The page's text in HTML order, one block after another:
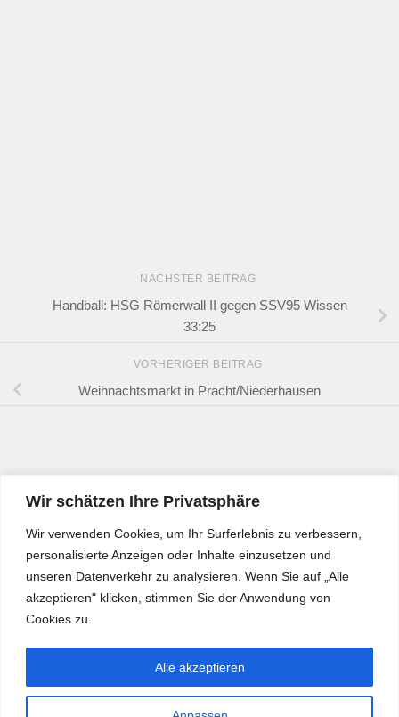
Wir schätzen Ihre Privatsphäre
Wir verwenden Cookies, um Ihr Surferlebnis zu verbessern,
personalisierte Anzeigen oder Inhalte einzusetzen und
unseren Datenverkehr zu analysieren. Wenn Sie auf „Alle
akzeptieren" klicken, stimmen Sie der Anwendung von
Cookies zu.
Alle akzeptieren
NÄCHSTER BEITRAG
Handball: HSG Römerwall II gegen SSV95 Wissen
33:25
VORHERIGER BEITRAG
Weihnachtsmarkt in Pracht/Niederhausen